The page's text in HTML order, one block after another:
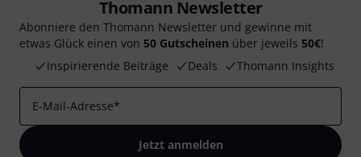
Thomann Newsletter
Abonniere den Thomann Newsletter und gewinne mit
etwas Glück einen von 50 Gutscheinen über jeweils 50€!
Inspirierende Beiträge
Deals Thomann Insights
E-Mail-Adresse*
Jetzt anmelden